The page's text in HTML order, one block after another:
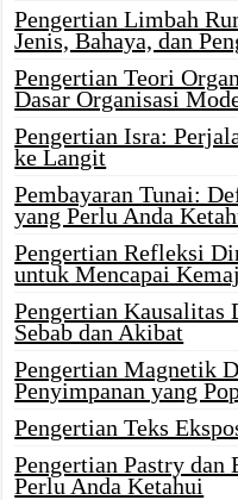
Pengertian Limbah
Jenis, Bahaya, dan
Pengertian Teori
Dasar Organisasi
Pengertian Isra:
ke Langit
Pembayaran Tunai:
yang Perlu Anda
Pengertian Refleksi
untuk Mencapai
Pengertian Kausalitas
Sebab dan Akibat
Pengertian Magnetik
Penyimpanan yang
Pengertian Teks
Pengertian Pastry dan
Perlu Anda Ketahui